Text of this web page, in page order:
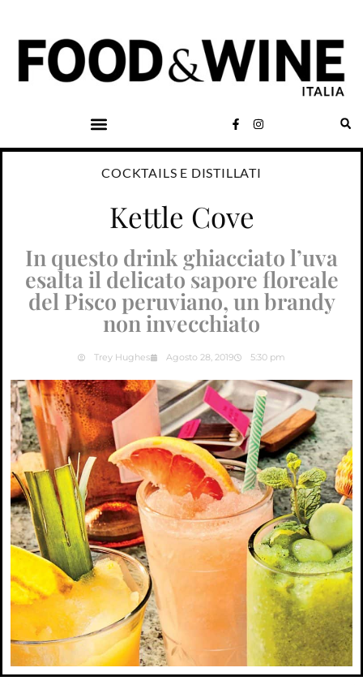
COCKTAILS E DISTILLATI
Kettle Cove
In questo drink ghiacciato l’uva
esalta il delicato sapore floreale
del Pisco peruviano, un brandy
non invecchiato
Trey Hughes Agosto 28, 2019 5:30 pm